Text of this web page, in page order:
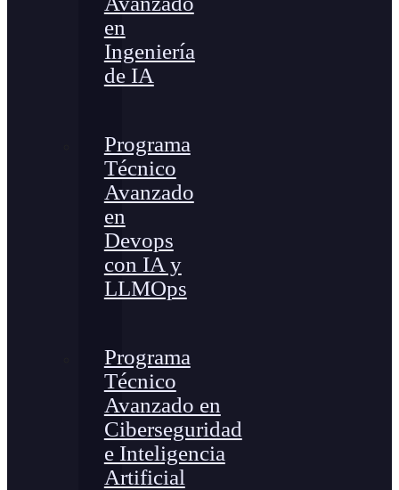
en
Ingeniería
de IA
Programa
Técnico
Avanzado
en
Devops
con IA y
LLMOps
Programa
Técnico
Avanzado en
Ciberseguridad
e Inteligencia
Artificial